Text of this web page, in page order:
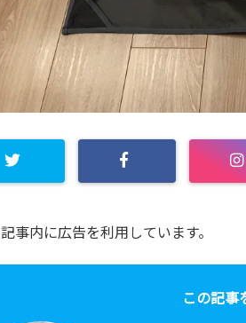
記事内に広告を利用しています。
この記事